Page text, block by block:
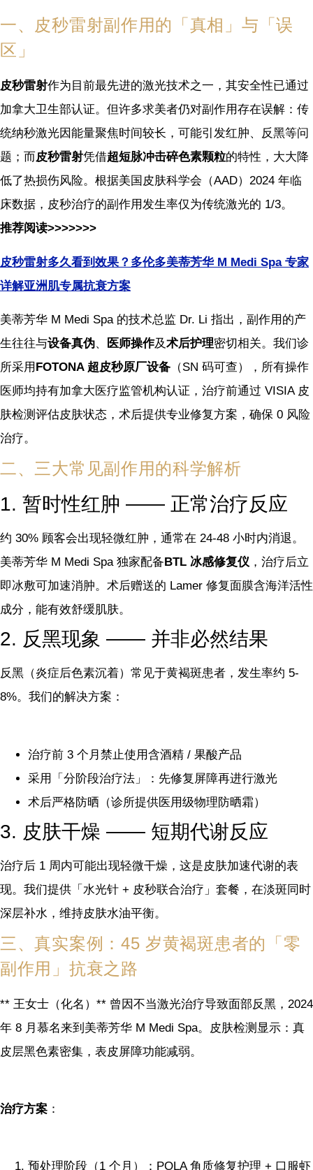
一、皮秒雷射副作用的「真相」与「误
区」
皮秒雷射作为目前最先进的激光技术之一，其安全性已通过
加拿大卫生部认证。但许多求美者仍对副作用存在误解：传
统纳秒激光因能量聚焦时间较长，可能引发红肿、反黑等问
题；而皮秒雷射凭借超短脉冲击碎色素颗粒的特性，大大降
低了热损伤风险。根据美国皮肤科学会（AAD）2024 年临
床数据，皮秒治疗的副作用发生率仅为传统激光的 1/3。
推荐阅读>>>>>>>
皮秒雷射多久看到效果？多伦多美蒂芳华 M Medi Spa 专家
详解亚洲肌专属抗衰方案
美蒂芳华 M Medi Spa 的技术总监 Dr. Li 指出，副作用的产
生往往与设备真伪、 医师操作及术后护理密切相关。我们诊
所采用 FOTONA 超皮秒原厂设备 （SN 码可查），所有操作
医师均持有加拿大医疗监管机构认证，治疗前通过 VISIA 皮
肤检测评估皮肤状态，术后提供专业修复方案，确保 0 风险
治疗。
二、三大常见副作用的科学解析
1. 暂时性红肿 —— 正常治疗反应
约 30% 顾客会出现轻微红肿，通常在 24-48 小时内消退。
美蒂芳华 M Medi Spa 独家配备 BTL 冰感修复仪 ，治疗后立
即冰敷可加速消肿。术后赠送的 Lamer 修复面膜含海洋活性
成分，能有效舒缓肌肤。
2. 反黑现象 —— 并非必然结果
反黑（炎症后色素沉着）常见于黄褐斑患者，发生率约 5-
8%。我们的解决方案：
治疗前 3 个月禁止使用含酒精 / 果酸产品
采用「分阶段治疗法」：先修复屏障再进行激光
术后严格防晒（诊所提供医用级物理防晒霜）
3. 皮肤干燥 —— 短期代谢反应
治疗后 1 周内可能出现轻微干燥，这是皮肤加速代谢的表
现。我们提供「水光针 + 皮秒联合治疗」套餐，在淡斑同时
深层补水，维持皮肤水油平衡。
三、真实案例：45 岁黄褐斑患者的「零
副作用」抗衰之路
** 王女士（化名）** 曾因不当激光治疗导致面部反黑，2024
年 8 月慕名来到美蒂芳华 M Medi Spa。皮肤检测显示：真
皮层黑色素密集，表皮屏障功能减弱。
治疗方案 ：
预处理阶段（1 个月）：POLA 角质修复护理 + 口服虾